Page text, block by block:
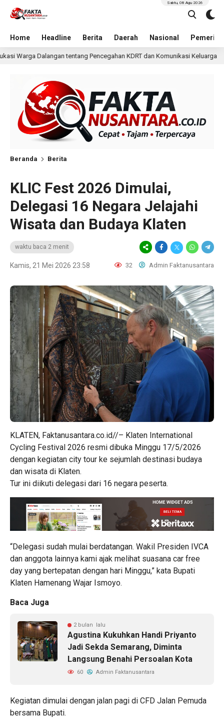
Home Headline Berita Daerah Nasional
Sabtu, 08 Agu 2026
KDRT dan Komunikasi Keluarga 13 jam lalu KKN
Beranda Berita
KLIC Fest 2026 Dimulai,
Delegasi 16 Negara Jelajahi
Wisata dan Budaya Klaten
waktu baca 2 menit
Kamis, 21 Mei 2026 23:58 32 Admin Faktanusantara
KLATEN, Faktanusantara.co.id//– Klaten International
Cycling Festival 2026 resmi dibuka Minggu 17/5/2026
dengan kegiatan city tour ke sejumlah destinasi budaya
dan wisata di Klaten.
Tur ini diikuti delegasi dari 16 negara peserta.
“Delegasi sudah mulai berdatangan. Wakil Presiden IVCA
dan anggota lainnya kami ajak melihat suasana car free
day yang bertepatan dengan hari Minggu,” kata Bupati
Klaten Hamenang Wajar Ismoyo.
Baca Juga
2 bulan lalu
Agustina Kukuhkan Handi Priyanto
Jadi Sekda Semarang, Diminta
Langsung Benahi Persoalan Kota
60 Admin Faktanusantara
Kegiatan dimulai dengan jalan pagi di CFD Jalan Pemuda
bersama Bupati.